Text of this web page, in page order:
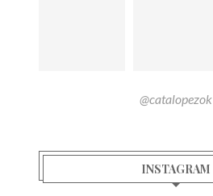
@catalopezok
INSTAGRAM